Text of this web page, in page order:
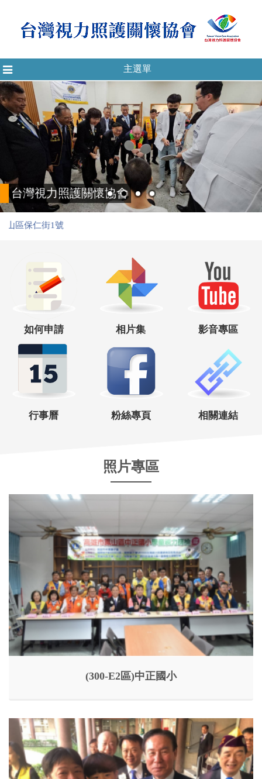
主選單
Toggle
navigation
照護關懷協會
街1號
如何申請 相片集 影音專區
行事曆 粉絲專頁 相關連結
照片專區
(300-E2區)中正國小